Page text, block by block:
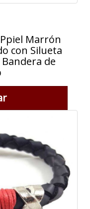
Marrón
con Silueta
de